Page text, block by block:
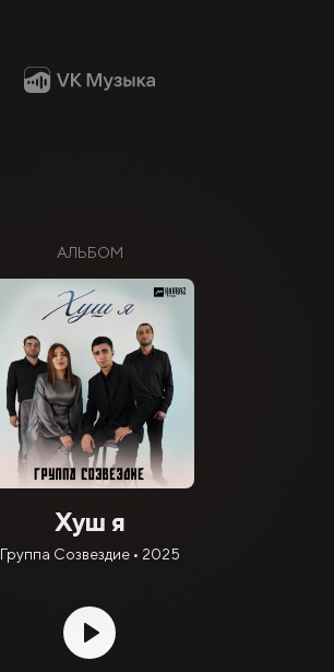
АЛЬБОМ
Хуш я
Группа Созвездие • 2025